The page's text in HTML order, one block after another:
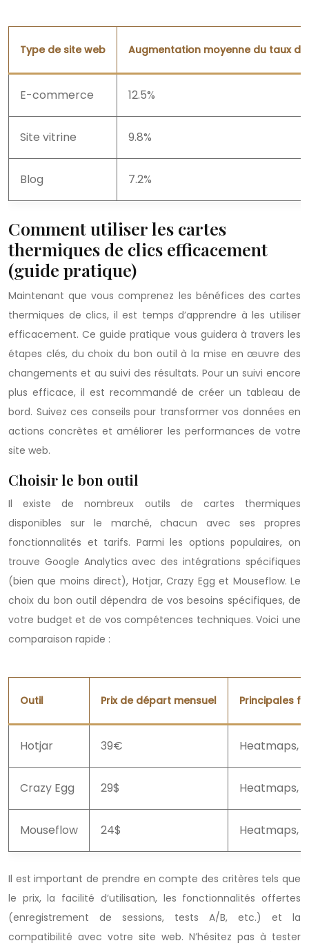
Type de site web Augmentation moyenne du taux
E-commerce 12.5%
Site vitrine 9.8%
Blog 7.2%
Comment utiliser les cartes
thermiques de clics efficacement
(guide pratique)
Maintenant que vous comprenez les bénéfices des cartes
thermiques de clics, il est temps d’apprendre à les utiliser
efficacement. Ce guide pratique vous guidera à travers les
étapes clés, du choix du bon outil à la mise en œuvre des
changements et au suivi des résultats. Pour un suivi encore
plus efficace, il est recommandé de créer un tableau de
bord. Suivez ces conseils pour transformer vos données en
actions concrètes et améliorer les performances de votre
site web.
Choisir le bon outil
Il existe de nombreux outils de cartes thermiques
disponibles sur le marché, chacun avec ses propres
fonctionnalités et tarifs. Parmi les options populaires, on
trouve Google Analytics avec des intégrations spécifiques
(bien que moins direct), Hotjar, Crazy Egg et Mouseflow. Le
choix du bon outil dépendra de vos besoins spécifiques, de
votre budget et de vos compétences techniques. Voici une
comparaison rapide :
Outil Prix de départ mensuel Principales
Hotjar 39€ Heatmaps,
Crazy Egg 29$ Heatmaps,
Mouseflow 24$ Heatmaps,
Il est important de prendre en compte des critères tels que
le prix, la facilité d’utilisation, les fonctionnalités offertes
(enregistrement de sessions, tests A/B, etc.) et la
compatibilité avec votre site web. N’hésitez pas à tester